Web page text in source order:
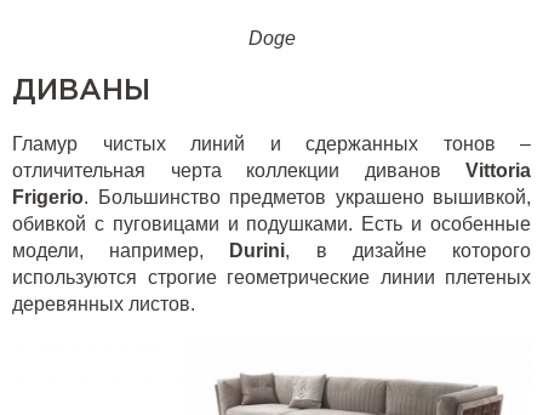
Doge
ДИВАНЫ
Гламур чистых линий и сдержанных тонов –
отличительная черта коллекции диванов Vittoria
Frigerio. Большинство предметов украшено вышивкой,
обивкой с пуговицами и подушками. Есть и особенные
модели, например,
Durini, в дизайне которого
используются строгие геометрические линии плетеных
деревянных листов.